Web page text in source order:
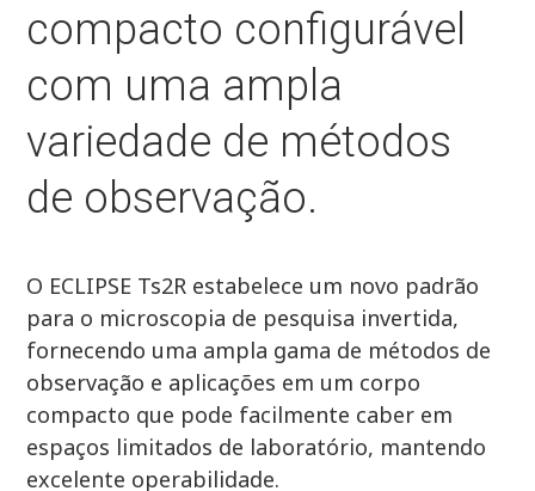
compacto configurável
com uma ampla
variedade de métodos
de observação.
O ECLIPSE Ts2R estabelece um novo padrão
para o microscopia de pesquisa invertida,
fornecendo uma ampla gama de métodos de
observação e aplicações em um corpo
compacto que pode facilmente caber em
espaços limitados de laboratório, mantendo
excelente operabilidade.